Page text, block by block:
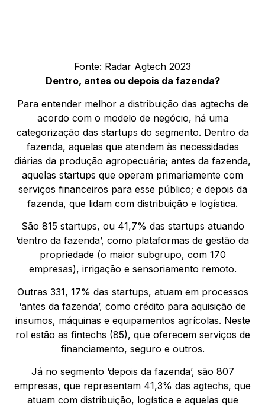
Fonte: Radar Agtech 2023
Dentro, antes ou depois da fazenda?
Para entender melhor a distribuição das agtechs de
acordo com o modelo de negócio, há uma
categorização das startups do segmento. Dentro da
fazenda, aquelas que atendem às necessidades
diárias da produção agropecuária; antes da fazenda,
aquelas startups que operam primariamente com
serviços financeiros para esse público; e depois da
fazenda, que lidam com distribuição e logística.
São 815 startups, ou 41,7% das startups atuando
‘dentro da fazenda’, como plataformas de gestão da
propriedade (o maior subgrupo, com 170
empresas), irrigação e sensoriamento remoto.
Outras 331, 17% das startups, atuam em processos
‘antes da fazenda’, como crédito para aquisição de
insumos, máquinas e equipamentos agrícolas. Neste
rol estão as fintechs (85), que oferecem serviços de
financiamento, seguro e outros.
Já no segmento ‘depois da fazenda’, são 807
empresas, que representam 41,3% das agtechs, que
atuam com distribuição, logística e aquelas que